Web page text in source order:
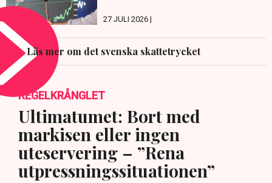
27 JULI 2026 |
Läs mer om det svenska skattetrycket
REGELKRÅNGLET
Ultimatumet: Bort med
markisen eller ingen
uteservering – ”Rena
utpressningssituationen”